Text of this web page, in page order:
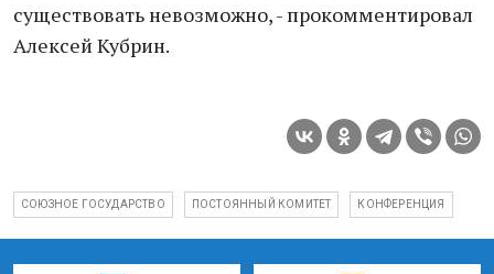
существовать невозможно, - прокомментировал
Алексей Кубрин.
СОЮЗНОЕ ГОСУДАРСТВО ПОСТОЯННЫЙ КОМИТЕТ КОНФЕРЕНЦИЯ